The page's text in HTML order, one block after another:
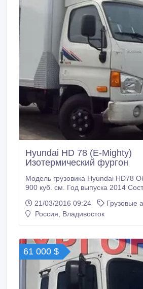
Hyundai HD 78 (E-Mighty)
Изотермический фургон
Модель грузовика Hyundai HD78
900 куб. см. Год выпуска 2014
кг. Тип Изотермический фургон
Трансмиссия Механическая
Год выпуска: 2014 г.
21/03/2016 09:24
Грузовые
Россия, Владивосток
61 000 $